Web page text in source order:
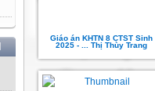
Giáo án KHTN 8 CTST Sinh
2025 - ... Thị Thùy Trang